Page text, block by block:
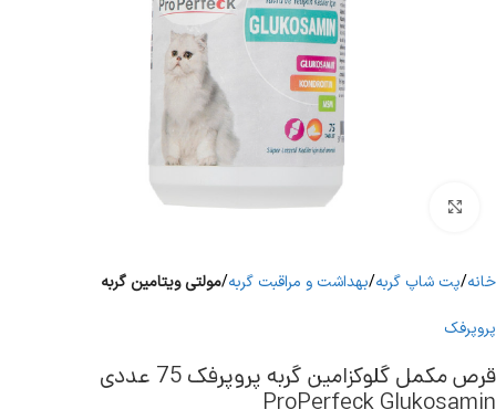
برای بزرگنمایی کلیک کنید
خانه پت شاپ گربه بهداشت و مراقبت گربه مولتی ویتامین گربه
پروپرفک
قرص مکمل گلوکزامین گربه پروپرفک 75 عددی
ProPerfeck Glukosamin